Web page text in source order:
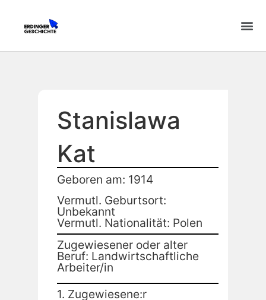
Stanislawa
Kat
Geboren am: 1914
Vermutl. Geburtsort:
Unbekannt
Vermutl. Nationalität: Polen
Zugewiesener oder alter
Beruf: Landwirtschaftliche
Arbeiter/in
1. Zugewiesene:r